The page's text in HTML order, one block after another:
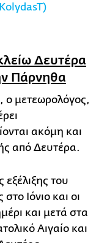
Δευτέρα
Πάρνηθα
ο μετεωρολόγος,
ακόμη και
από Δευτέρα.
εξέλιξης του
στο Ιόνιο και οι
και μετά στα
Αιγαίο και